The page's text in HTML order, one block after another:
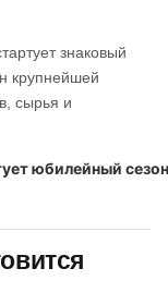
знаковый
крупнейшей
сырья и